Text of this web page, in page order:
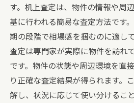
す。机上査定は、物件の情報や周
基に行われる簡易な査定方法です
期の段階で相場感を掴むのに適し
査定は専門家が実際に物件を訪れ
です。物件の状態や周辺環境を直
り正確な査定結果が得られます。
解し、状況に応じて使い分けること